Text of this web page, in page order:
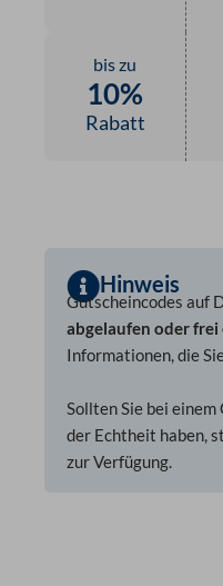
bis zu
10%
Rabatt
Hinweis
Gutscheincodes auf
abgelaufen oder
Informationen, die
Sollten Sie bei
der Echtheit haben,
zur Verfügung.